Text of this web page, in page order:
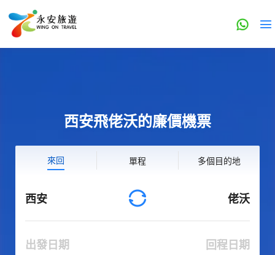
西安飛佬沃的廉價機票
來回 單程 多個目的地
西安 佬沃
出發日期 回程日期